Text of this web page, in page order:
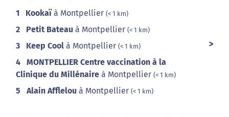
1 Kookaï à Montpellier (< 1 km)
2 Petit Bateau à Montpellier (< 1 km)
3 Keep Cool à Montpellier (< 1 km)
4
MONTPELLIER Centre vaccination à la
Clinique du Millénaire à Montpellier (< 1 km)
5 Alain Afflelou à Montpellier (< 1 km)